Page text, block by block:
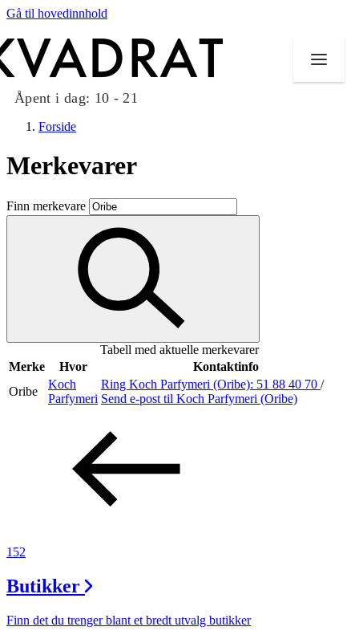
Gå til hovedinnhold
Åpent i dag: 10 - 21
Butikker
Mat og drikke
Taket på Kvadrat
Aktiviteter
Inspirasjon
Åpningstider
Ledige stillinger
Magasin
Forside
Merkevarer
Finn merkevare
Tabell med aktuelle merkevarer
Merke
Hvor
Kontaktinfo
Oribe
Koch
Parfymeri
Ring Koch Parfymeri (Oribe): 51 88 40 70 /
Send e-post til Koch Parfymeri (Oribe)
152
Butikker
Finn det du trenger blant et bredt utvalg butikker